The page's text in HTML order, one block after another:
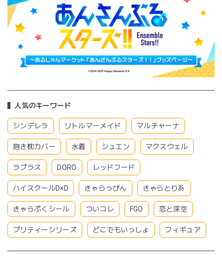
人気のキーワード
シンデレラ リトルマーメイド マルチャーナ
抱き枕カバー 水着 シュエン マクスウェル
ラプラス DORO レッドフード
ハイスクールD×D きゃらっぴん きゃらとりあ
きゃらぷくシール ついコレ FGO 恋と深空
プリティーシリーズ どこでもいっしょ フィギュア